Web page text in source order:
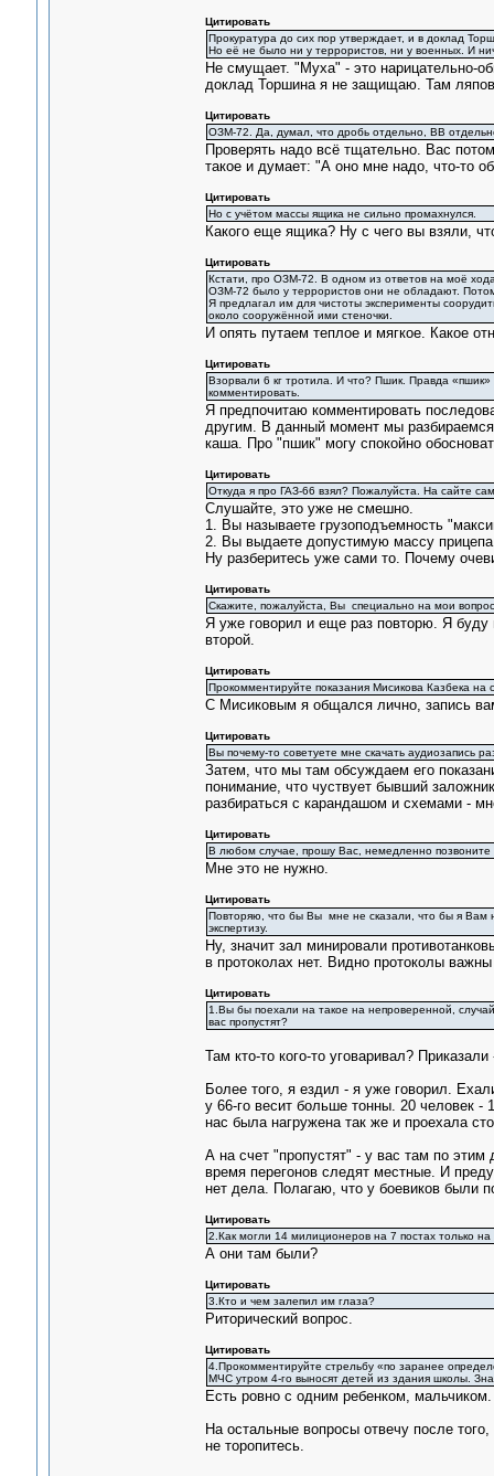
Цитировать
Прокуратура до сих пор утверждает, и в доклад
Но её не было ни у террористов, ни у военных. И
Не смущает. "Муха" - это нарицательно-
доклад Торшина я не защищаю. Там ляпов
Цитировать
ОЗМ-72. Да, думал, что дробь отдельно, ВВ
Проверять надо всё тщательно. Вас
такое и думает: "А оно мне надо, что-то
Цитировать
Но с учётом массы ящика не сильно промахнулся.
Какого еще ящика? Ну с чего вы взяли,
Цитировать
Кстати, про ОЗМ-72. В одном из ответов на моё
ОЗМ-72 было у террористов они не обладают. Потом
Я предлагал им для чистоты эксперименты
около сооружённой ими стеночки.
И опять путаем теплое и мягкое. Какое
Цитировать
Взорвали 6 кг тротила. И что? Пшик. Правда
комментировать.
Я предпочитаю комментировать
другим. В данный момент мы
каша. Про "пшик" могу спокойно
Цитировать
Откуда я про ГАЗ-66 взял? Пожалуйста. На сайте
Слушайте, это уже не смешно.
1. Вы называете грузоподъемность
2. Вы выдаете допустимую массу
Ну разберитесь уже сами то. Почему
Цитировать
Скажите, пожалуйста, Вы специально на мои
Я уже говорил и еще раз повторю. Я буду
второй.
Цитировать
Прокомментируйте показания Мисикова Казбека на
С Мисиковым я общался лично, запись
Цитировать
Вы почему-то советуете мне скачать аудиозапись
Затем, что мы там обсуждаем его
понимание, что чуствует бывший
разбираться с карандашом и схемами -
Цитировать
В любом случае, прошу Вас, немедленно позвоните
Мне это не нужно.
Цитировать
Повторяю, что бы Вы мне не сказали, что бы я Вам
экспертизу.
Ну, значит зал минировали
в протоколах нет. Видно протоколы
Цитировать
1.Вы бы поехали на такое на непроверенной,
вас пропустят?
Там кто-то кого-то уговаривал?
Более того, я ездил - я уже говорил.
у 66-го весит больше тонны. 20 человек -
нас была нагружена так же и проехала
А на счет "пропустят" - у вас там по этим
время перегонов следят местные. И
нет дела. Полагаю, что у боевиков были
Цитировать
2.Как могли 14 милиционеров на 7 постах только
А они там были?
Цитировать
3.Кто и чем залепил им глаза?
Риторический вопрос.
Цитировать
4.Прокомментируйте стрельбу «по заранее
МЧС утром 4-го выносят детей из здания школы.
Есть ровно с одним ребенком,
На остальные вопросы отвечу после
не торопитесь.